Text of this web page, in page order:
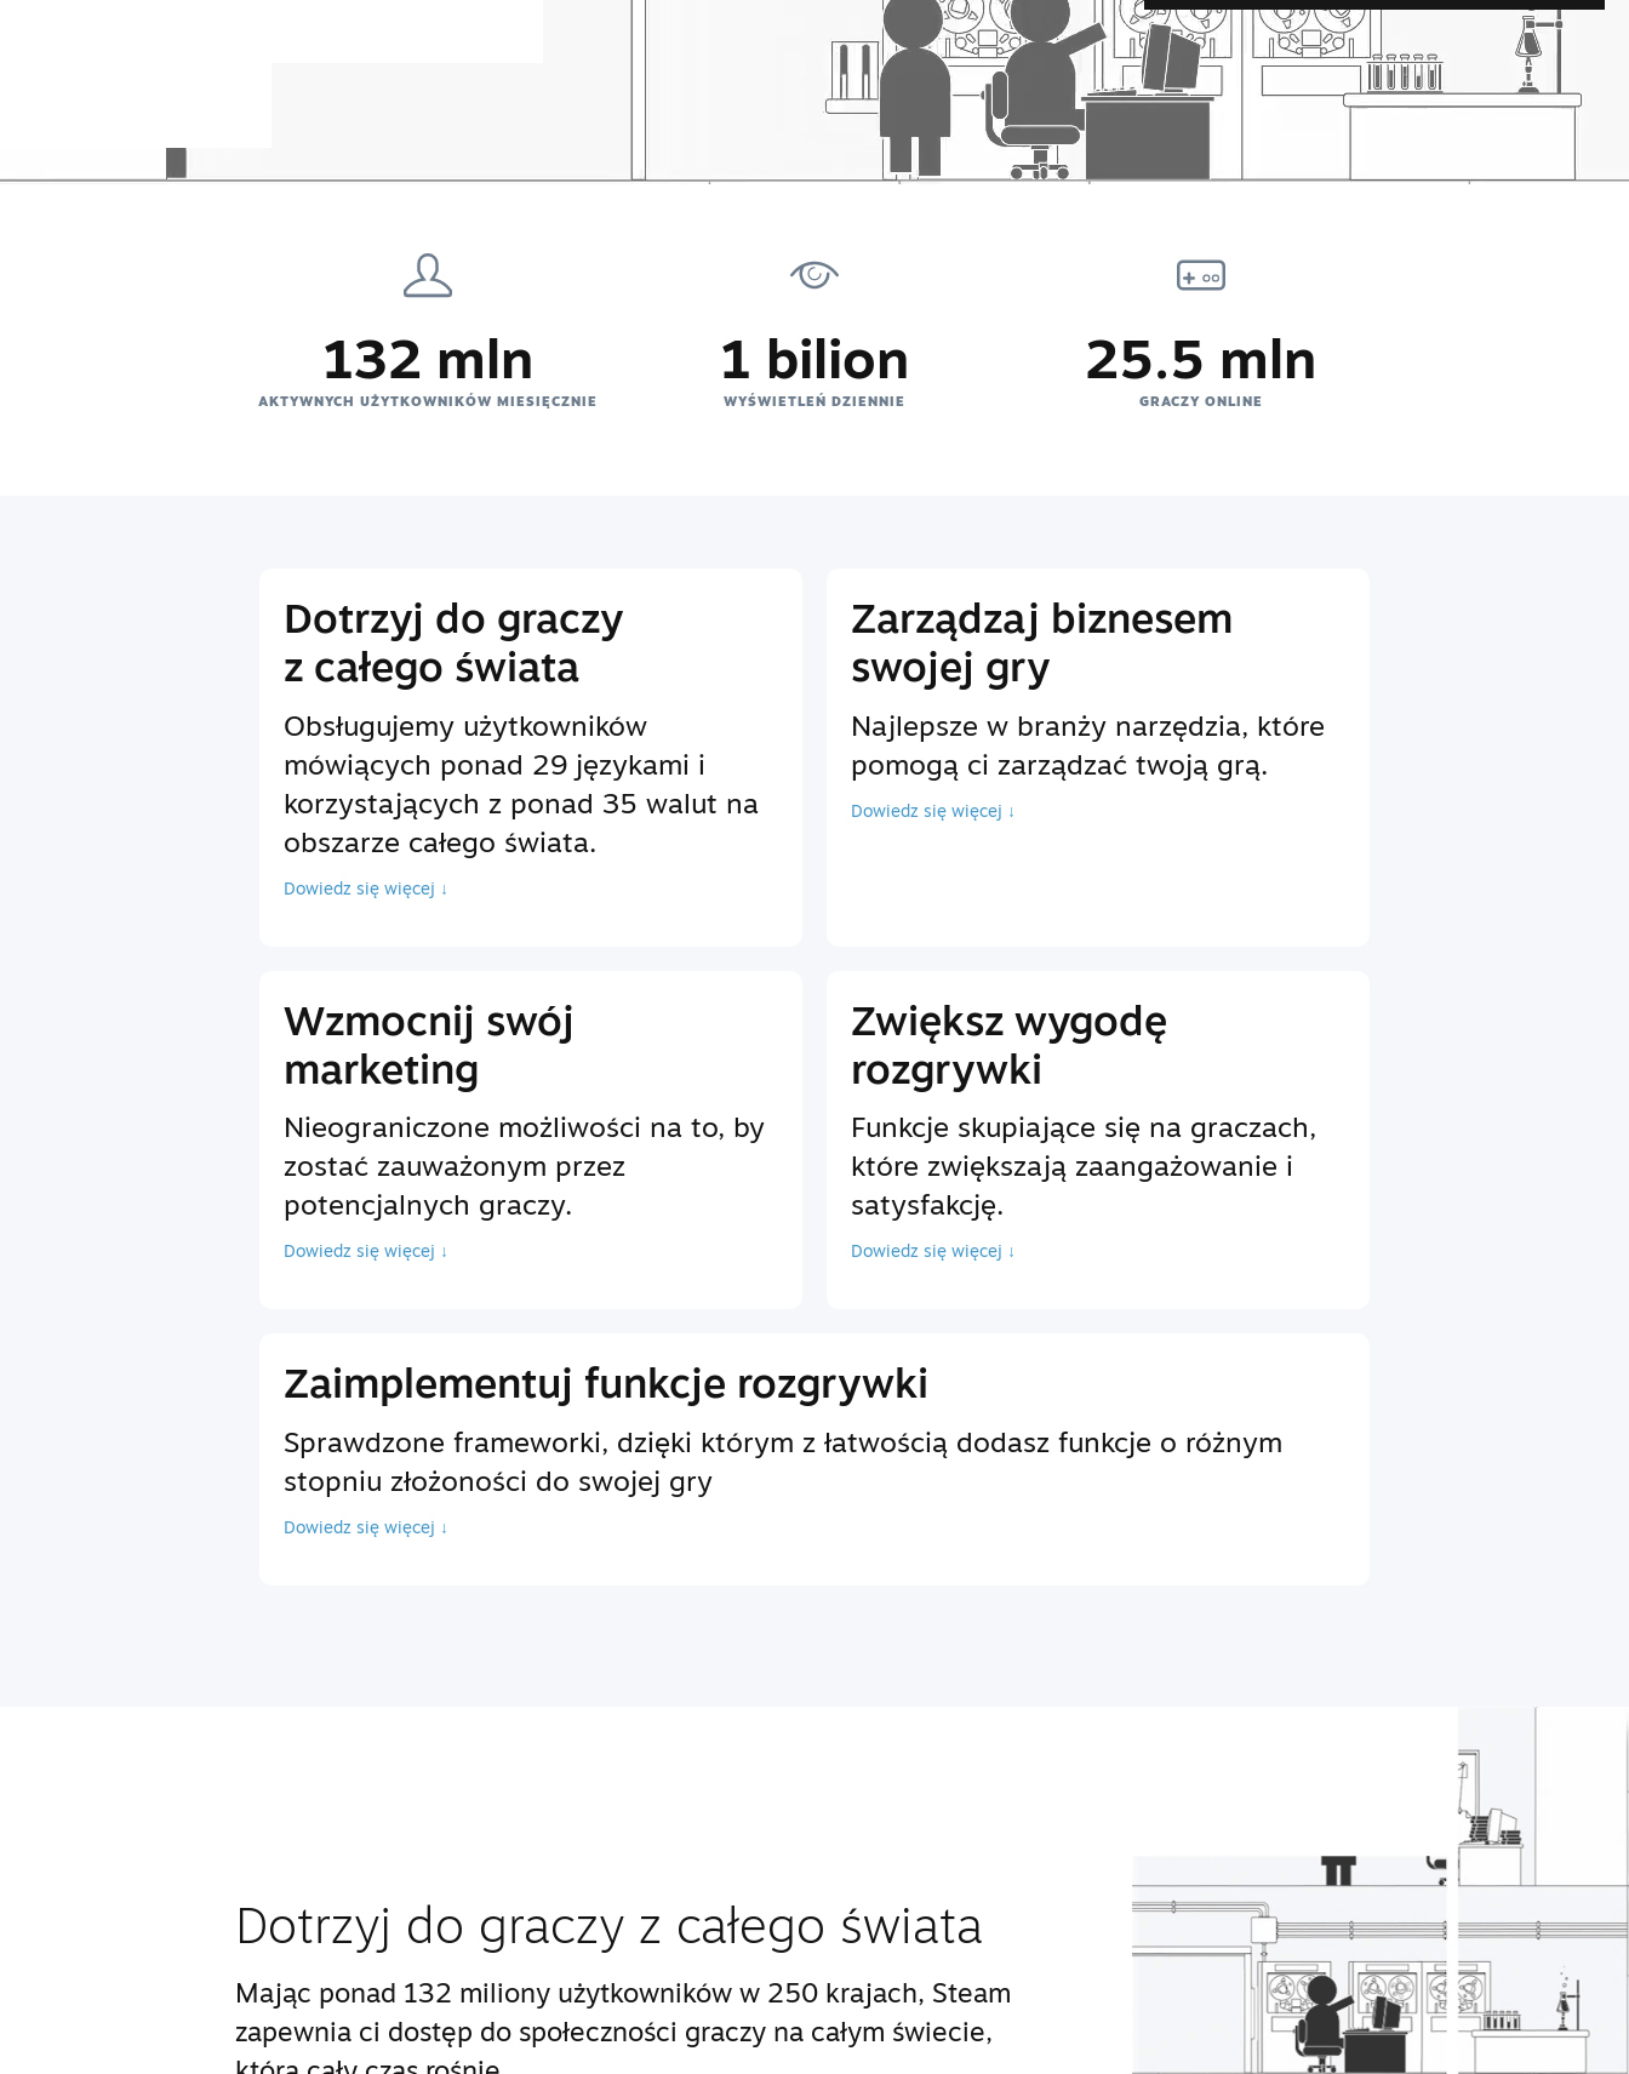
132 mln
AKTYWNYCH UŻYTKOWNIKÓW MIESIĘCZNIE
1 bilion
WYŚWIETLEŃ DZIENNIE
25.5 mln
GRACZY ONLINE
Dotrzyj do graczy
z całego świata
Obsługujemy użytkowników
mówiących ponad 29 językami i
korzystających z ponad 35 walut na
obszarze całego świata.
Dowiedz się więcej ↓
Zarządzaj biznesem
swojej gry
Najlepsze w branży narzędzia, które
pomogą ci zarządzać twoją grą.
Dowiedz się więcej ↓
Wzmocnij swój
marketing
Nieograniczone możliwości na to, by
zostać zauważonym przez
potencjalnych graczy.
Dowiedz się więcej ↓
Zwiększ wygodę
rozgrywki
Funkcje skupiające się na graczach,
które zwiększają zaangażowanie i
satysfakcję.
Dowiedz się więcej ↓
Zaimplementuj funkcje rozgrywki
Sprawdzone frameworki, dzięki którym z łatwością dodasz funkcje o różnym
stopniu złożoności do swojej gry
Dowiedz się więcej ↓
Dotrzyj do graczy z całego świata
Mając ponad 132 miliony użytkowników w 250 krajach, Steam
zapewnia ci dostęp do społeczności graczy na całym świecie,